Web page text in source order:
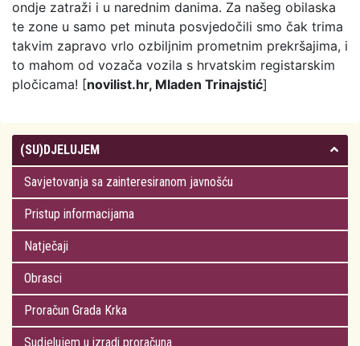
ondje zatraži i u narednim danima. Za našeg obilaska
te zone u samo pet minuta posvjedočili smo čak trima
takvim zapravo vrlo ozbiljnim prometnim prekršajima, i
to mahom od vozača vozila s hrvatskim registarskim
pločicama! [novilist.hr, Mladen Trinajstić]
(SU)DJELUJEM
Savjetovanja sa zainteresiranom javnošću
Pristup informacijama
Natječaji
Obrasci
Proračun Grada Krka
Sudjelujem u izradi proračuna